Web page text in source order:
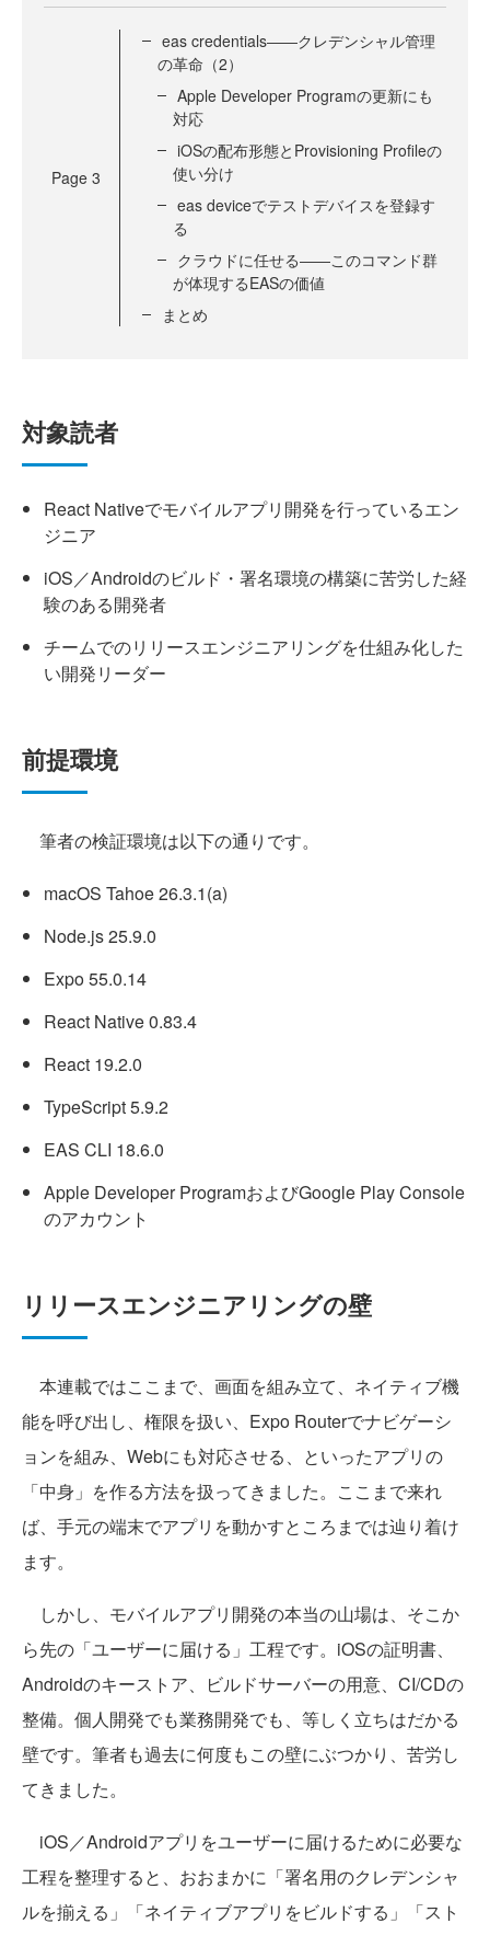
Page 3
eas credentials――クレデンシャル管理
の革命（2）
Apple Developer Programの更新にも
対応
iOSの配布形態とProvisioning Profileの
使い分け
eas deviceでテストデバイスを登録す
る
クラウドに任せる――このコマンド群
が体現するEASの価値
まとめ
対象読者
React Nativeでモバイルアプリ開発を行っているエン
ジニア
iOS／Androidのビルド・署名環境の構築に苦労した経
験のある開発者
チームでのリリースエンジニアリングを仕組み化した
い開発リーダー
前提環境
筆者の検証環境は以下の通りです。
macOS Tahoe 26.3.1(a)
Node.js 25.9.0
Expo 55.0.14
React Native 0.83.4
React 19.2.0
TypeScript 5.9.2
EAS CLI 18.6.0
Apple Developer ProgramおよびGoogle Play Console
のアカウント
リリースエンジニアリングの壁
本連載ではここまで、画面を組み立て、ネイティブ機
能を呼び出し、権限を扱い、Expo Routerでナビゲーシ
ョンを組み、Webにも対応させる、といったアプリの
「中身」を作る方法を扱ってきました。ここまで来れ
ば、手元の端末でアプリを動かすところまでは辿り着け
ます。
しかし、モバイルアプリ開発の本当の山場は、そこか
ら先の「ユーザーに届ける」工程です。iOSの証明書、
Androidのキーストア、ビルドサーバーの用意、CI/CDの
整備。個人開発でも業務開発でも、等しく立ちはだかる
壁です。筆者も過去に何度もこの壁にぶつかり、苦労し
てきました。
iOS／Androidアプリをユーザーに届けるために必要な
工程を整理すると、おおまかに「署名用のクレデンシャ
ルを揃える」「ネイティブアプリをビルドする」「スト